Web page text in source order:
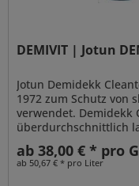
DEMIVIT | Jotun
Jotun Demidekk
1972 zum Schutz von
verwendet. Demidekk
überdurchschnittlich
penetrierende
ab 38,00 € * pro
ab 50,67 € * pro Liter